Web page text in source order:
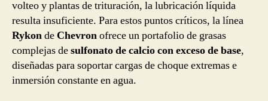
volteo y plantas de trituración, la lubricación líquida
resulta insuficiente. Para estos puntos críticos, la línea
Rykonde Chevronofrece un portafolio de grasas
complejas desulfonato de calcio con exceso de base,
diseñadas para soportar cargas de choque extremas e
inmersión constante en agua.